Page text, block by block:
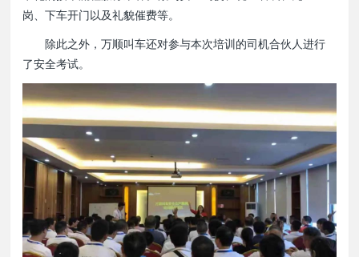
岗、下车开门以及礼貌催费等。
除此之外，万顺叫车还对参与本次培训的司机合伙人进行
了安全考试。